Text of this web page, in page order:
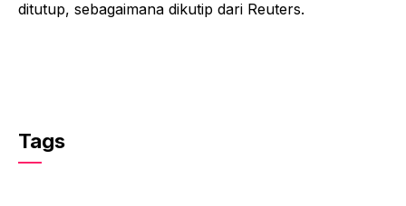
ditutup, sebagaimana dikutip dari Reuters.
Tags